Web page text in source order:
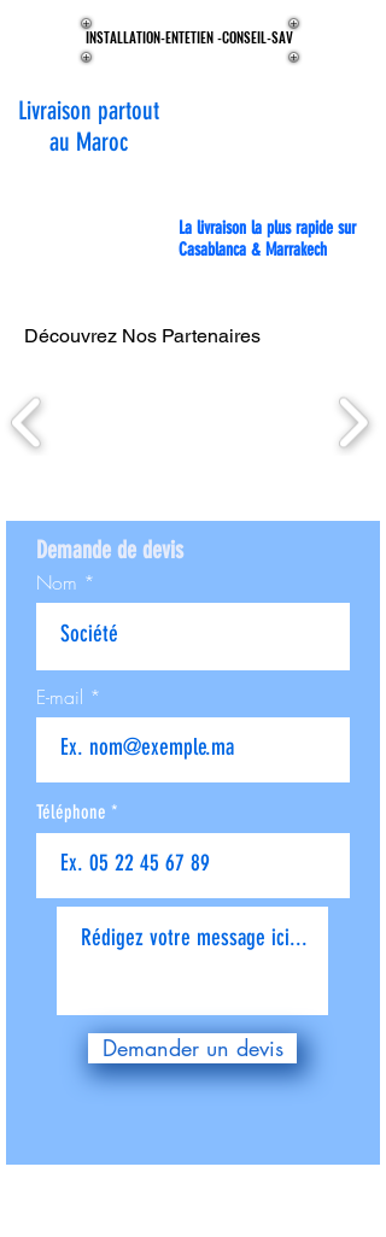
INSTALLATION-ENTETIEN -CONSEIL-SAV
INSTALLATION-ENTETIEN -CONSEIL-SAV
Livraison partout
au Maroc
La livraison la plus rapide sur
Casablanca & Marrakech
Découvrez Nos Partenaires
Demande de devis
Nom
E-mail
Téléphone
Demander un devis